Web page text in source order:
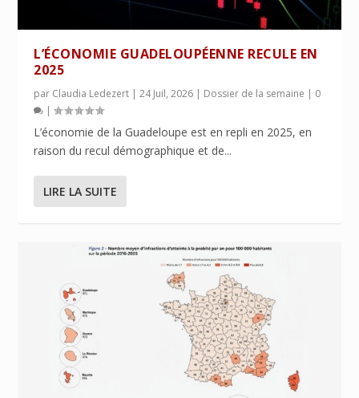
L’ÉCONOMIE GUADELOUPÉENNE RECULE EN
2025
par Claudia Ledezert |24 Juil, 2026 | Dossier de la semaine | 0
|
L’économie de la Guadeloupe est en repli en 2025, en
raison du recul démographique et de...
LIRE LA SUITE